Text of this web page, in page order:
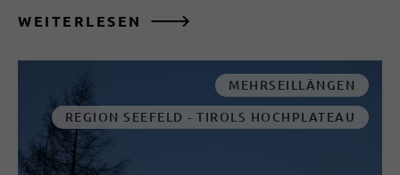
WEITERLESEN
MEHRSEILLÄNGEN
REGION SEEFELD - TIROLS HOCHPLATEAU